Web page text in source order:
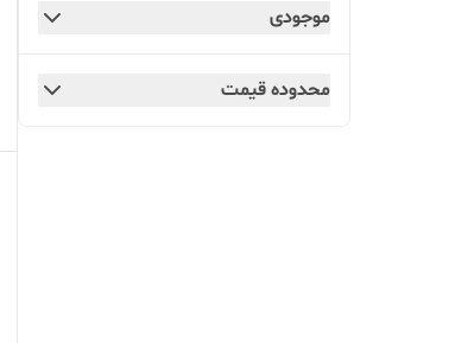
موجودی
محدوده قیمت